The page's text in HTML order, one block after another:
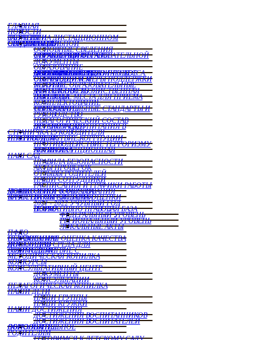
ГЛАВНАЯ
НОВОСТИ
ЗАНЯТИЯ НА ДИСТАНЦИОННОМ ОБУЧЕНИИ
СВЕДЕНИЯ ОБ ОБРАЗОРВАТЕЛЬНОЙ ОРГАНИЗАЦИИ
ОСНОВНЫЕ СВЕДЕНИЯ
СТРУКТУРА И ОРГАНЫ УПРАВЛЕНИЯ ОБРАЗОВАТЕЛЬНОЙ ОРГАНИЗАЦИИ
ДОКУМЕНТЫ
ОБРАЗОВАНИЕ
МАТЕРИАЛЬНО ТЕХНИЧЕСКОЕ ОБЕСПЕЧЕНИЕ И ОСНАЩЕННОСТЬ ОБРАЗОВАТЕЛЬНОГО ПРОЦЕССА. ДОСТУПНАЯ СРЕДА
СТЕПЕНДИИ И МЕРЫ ПОДДЕРЖКИ ОБУЧАЮЩИХСЯ
ПЛАТНЫЕ ОБРАЗОВАТЕЛЬНЫЕ УСЛУГИ
ФИНАНСОВО ХОЗЯЙСТВЕННАЯ ДЕЯТЕЛЬНОСТЬ
ВАКНТНЫЕ МЕСТА ДЛЯ ПРИЕМА ПЕРЕВОДА
КОМПЛЕКТОВАНИЕ
ОБРАЗОВАТЕЛЬНЫЕ СТАНДАРТЫ И ТРЕБОВАНИЯ
РУКОВОДСТВО
ПЕДАГОГИЧЕСКИЙ СОСТАВ
ОРГАНИЗАЦИЯ ПИТАНИЯ В ДЕТСКОМ САДУ
СТРАНИЧКА РУКОВОДИТЕЛЯ
ПРОТИВОДЕЙСТВИЕ КОРРПУЦИИ И ТЕРРОРИЗМУ
ПРОТИВОДЕЙСТВИЕ ТЕРРОРИЗМУ
АНТИКОРРУПЦИОННАЯ ПОЛИТИКА
НАШ САД
ПРАВИЛА БЕЗОПАСНОСТИ
АКТЫ ПРОВЕРОК
ОТЗЫВЫ РОДИТЕЛЕЙ
НАШИ СОТРУДНИКИ
РАСПИСАНИЯ И ГРАФИКИ РАБОТЫ
МОНИТОРИНГ КАЧЕСТВА ДОШКОЛЬНОГО ОБРАЗОВАНИЯ
ВНУТРЕННЯЯ СИСТЕМА ОЦЕНКИ КАЧЕСТВА ОБРАЗОВАНИЯ
2021 - 2022 УЧУБНЫЙ ГОД
НОРМАТИВНО ПРАВОВАЯ БАЗА ВСОКО
ФЕДЕРАЛЬНЫЙ УРОВЕНЬ
РЕГИОНАЛЬНЫЙ УРОВЕНЬ
ЛОКАЛЬНЫЕ АКТЫ
ПФДО
НЕЗАВИСИМАЯ ОЦЕНКА КАЧЕСТВА ОБРАЗОВАНИЯ
ДОСТУПНАЯ СРЕДА ДЛЯ ИНВАЛИДОВ
ВЗАИМОДЕЙСТВИЕ С РОДИТЕЛЯМИ
МЕТОДИЧЕСКАЯ КОПИЛКА
КОНКУРСЫ
КОНСУЛЬТАТИВНЫЙ ЦЕНТР
ДОКУМЕНТЫ
КОНСУЛЬТАЦИИ
ПЕДАГОГИЧЕСКАЯ КОПИЛКА
НАШИ ДЕТИ
НАШИ ГРУППЫ
НАШИ КРУЖКИ
НАШИ ДОСТИЖЕНИЯ
ДОСТИЖЕНИЯ ВОСПИТАННИКОВ
ДОСТИЖЕНИЯ ВОСПИТАТЕЛЕЙ
ДОПОЛНИТЕЛЬНОЕ ОБРАЗОВАНИЕ
РОДИТЕЛЯМ